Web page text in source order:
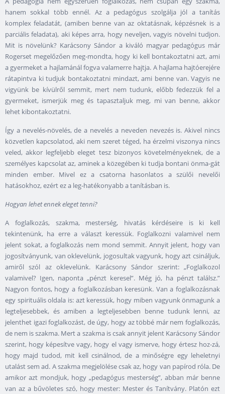
hanem sokkal több ennél. Az a pedagógus szolgálja jól a tanítás
komplex feladatát, (amiben benne van az oktatásnak, képzésnek is a
parciális feladata), aki képes arra, hogy neveljen, vagyis növelni tudjon.
Mit is növelünk? Karácsony Sándor a kiváló magyar pedagógus már
Rogerset megelőzően meg-mondta, hogy ki kell bontakoztatni azt, ami
a gyermeket a hajlamánál fogva valamerre hajtja. A hajlama hajtóerejére
rátapintva ki tudjuk bontakoztatni mindazt, ami benne van. Vagyis ne
vigyünk be kívülről semmit, mert nem tudunk, előbb fedezzük fel a
gyermeket, ismerjük meg és tapasztaljuk meg, mi van benne, akkor
lehet kibontakoztatni.
Így a nevelés-növelés, de a nevelés a neveden nevezés is. Akivel nincs
közvetlen kapcsolatod, aki nem szeret téged, ha érzelmi viszonya nincs
veled, akkor legfeljebb eleget tesz bizonyos követelményeknek, de a
személyes kapcsolat az, aminek a közegében ki tudja bontani önma-gát
minden ember. Mivel ez a csatorna hasonlatos a szülői nevelői
hatásokhoz, ezért ez a leg-hatékonyabb a tanításban is.
Hogyan lehet ennek eleget tenni?
A foglalkozás, szakma, mesterség, hivatás kérdéseire is ki kell
tekintenünk, ha erre a választ keressük. Foglalkozni valamivel nem
jelent sokat, a foglalkozás nem mond semmit. Annyit jelent, hogy van
jogosítványunk, van oklevelünk, jogosultak vagyunk, hogy azt csináljuk,
amiről szól az oklevelünk. Karácsony Sándor szerint: „Foglalkozol
valamivel? Igen, naponta „pénzt keresel”. Még jó, ha pénzt találsz.”
Nagyon fontos, hogy a foglalkozásban keresünk. Van a foglalkozásnak
egy spirituális oldala is: azt keressük, hogy miben vagyunk önmagunk a
legteljesebbek, és amiben a legteljesebben benne tudunk lenni, az
jelenthet igazi foglalkozást, de úgy, hogy az többé már nem foglalkozás,
de nem is szakma. Mert a szakma is csak annyit jelent Karácsony Sándor
szerint, hogy képesítve vagy, hogy el vagy ismerve, hogy értesz hoz-zá,
hogy majd tudod, mit kell csinálnod, de a minőségre egy leheletnyi
utalást sem ad. A szakma megjelölése csak az, hogy van papírod róla. De
amikor azt mondjuk, hogy „pedagógus mesterség”, abban már benne
van az a bűvöletes szó, hogy mester: Mester és Tanítvány. Platón ezt